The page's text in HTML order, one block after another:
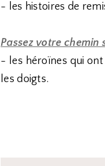
- les histoires de
Passez votre chemin
- les héroïnes qui
les doigts.